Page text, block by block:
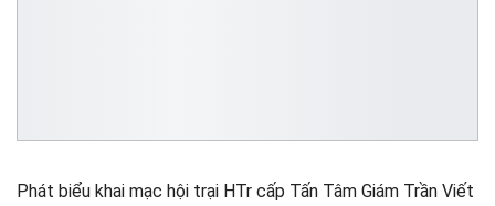
Phát biểu khai mạc hội trại HTr cấp Tấn Tâm Giám Trần Viết